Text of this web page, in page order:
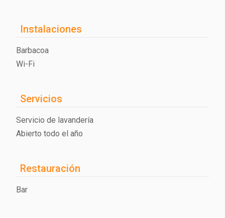
Instalaciones
Barbacoa
Wi-Fi
Servicios
Servicio de lavandería
Abierto todo el año
Restauración
Bar